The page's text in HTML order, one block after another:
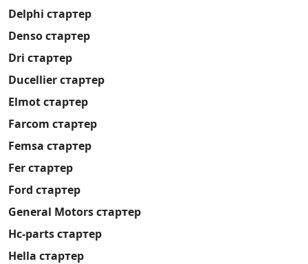
Delphi стартер
Denso стартер
Dri стартер
Ducellier стартер
Elmot стартер
Farcom стартер
Femsa стартер
Fer стартер
Ford стартер
General Motors стартер
Hc-parts стартер
Hella стартер